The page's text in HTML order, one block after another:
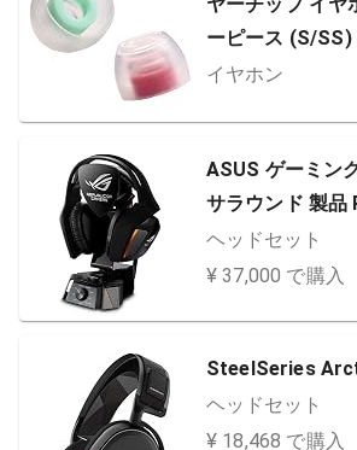
ーピース (S/SS)
イヤホン
ASUS ゲーミン
サラウンド 製品
ヘッドセット
¥ 37,000 で購入
SteelSeries
ヘッドセット
¥ 18,468 で購入